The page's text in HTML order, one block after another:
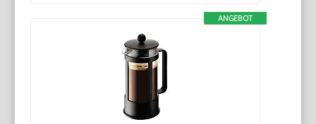
ANGEBOT